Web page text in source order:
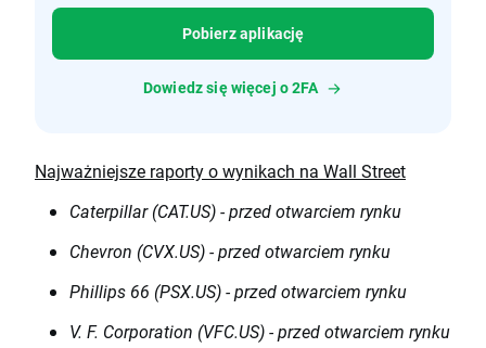
Pobierz aplikację
Dowiedz się więcej o 2FA
Najważniejsze raporty o wynikach na Wall Street
Caterpillar (CAT.US) - przed otwarciem rynku
Chevron (CVX.US) - przed otwarciem rynku
Phillips 66 (PSX.US) - przed otwarciem rynku
V. F. Corporation (VFC.US) - przed otwarciem rynku